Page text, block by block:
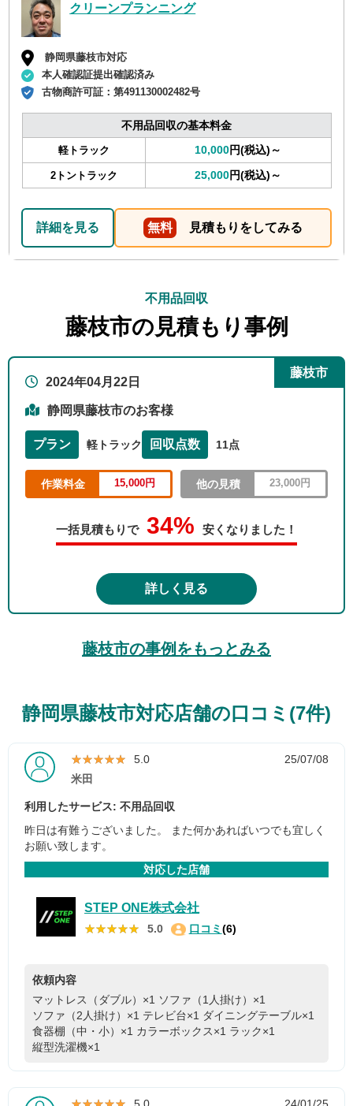
クリーンプランニング
静岡県藤枝市対応
本人確認証提出確認済み
古物商許可証：第491130002482号
不用品回収の基本料金
軽トラック 10,000円(税込)～
2トントラック 25,000円(税込)～
詳細を見る 無料 見積もりをしてみる
不用品回収
藤枝市の見積もり事例
藤枝市
2024年04月22日
静岡県藤枝市のお客様
プラン 軽トラック 回収点数 11点
作業料金 15,000円 他の見積 23,000円
一括見積もりで 34% 安くなりました！
詳しく見る
藤枝市の事例をもっとみる
静岡県藤枝市対応店舗の口コミ(7件)
★★★★★
★★★★★ 5.0
25/07/08
米田
利用したサービス: 不用品回収
昨日は有難うございました。 また何かあればいつでも宜しく
お願い致します。
対応した店舗
STEP ONE株式会社
★★★★★
★★★★★ 5.0 口コミ (6)
依頼内容
マットレス（ダブル）×1 ソファ（1人掛け）×1
ソファ（2人掛け）×1 テレビ台×1 ダイニングテーブル×1
食器棚（中・小）×1 カラーボックス×1 ラック×1
縦型洗濯機×1